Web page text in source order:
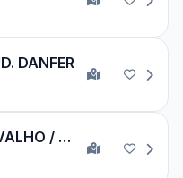
DANFER
TERM. A. E. CARVALHO / METRÔ ITAQUERA